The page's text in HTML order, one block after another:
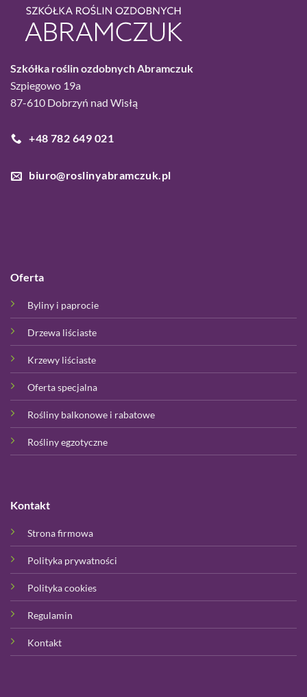
Szkółka roślin ozdobnych Abramczuk
Szpiegowo 19a
87-610 Dobrzyń nad Wisłą
+48 782 649 021
biuro@roslinyabramczuk.pl
Oferta
Byliny i paprocie
Drzewa liściaste
Krzewy liściaste
Oferta specjalna
Rośliny balkonowe i rabatowe
Rośliny egzotyczne
Kontakt
Strona firmowa
Polityka prywatności
Polityka cookies
Regulamin
Kontakt